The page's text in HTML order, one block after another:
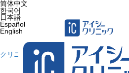
简体中文
한국어
日本語
Español
English
クリニック紹介